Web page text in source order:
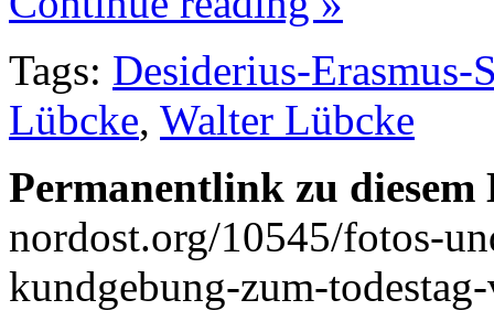
Tags: Desiderius-Erasmus-
Lübcke, Walter Lübcke
Permanentlink zu
nordost.org/10545/fotos-
kundgebung-zum-